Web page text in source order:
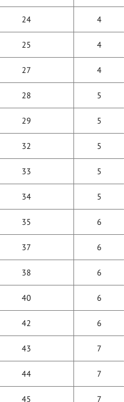
24 4
25 4
27 4
28 5
29 5
32 5
33 5
34 5
35 6
37 6
38 6
40 6
42 6
43 7
44 7
45 7